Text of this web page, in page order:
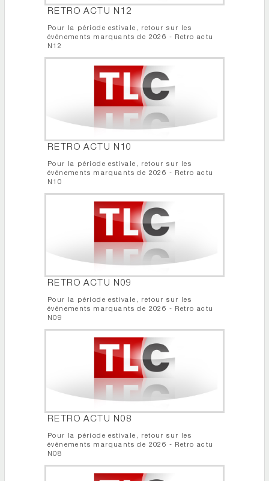
RETRO ACTU N12
Pour la période estivale, retour sur les
événements marquants de 2026 - Retro actu
N12
RETRO ACTU N10
Pour la période estivale, retour sur les
événements marquants de 2026 - Retro actu
N10
RETRO ACTU N09
Pour la période estivale, retour sur les
événements marquants de 2026 - Retro actu
N09
RETRO ACTU N08
Pour la période estivale, retour sur les
événements marquants de 2026 - Retro actu
N08